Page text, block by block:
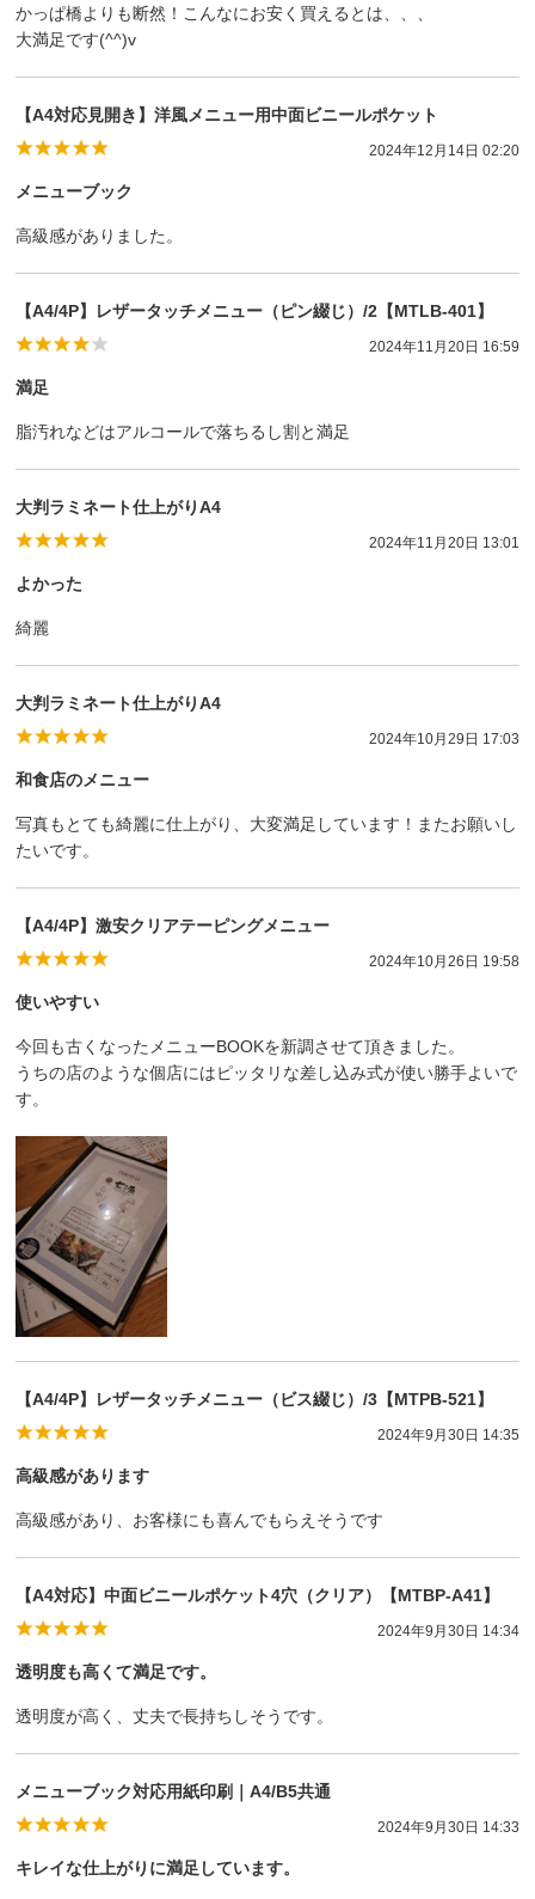
かっぱ橋よりも断然！こんなにお安く買えるとは、、、
大満足です(^^)v
【A4対応見開き】洋風メニュー用中面ビニールポケット
2024年12月14日 02:20
メニューブック
高級感がありました。
【A4/4P】レザータッチメニュー（ピン綴じ）/2【MTLB-401】
2024年11月20日 16:59
満足
脂汚れなどはアルコールで落ちるし割と満足
大判ラミネート仕上がりA4
2024年11月20日 13:01
よかった
綺麗
大判ラミネート仕上がりA4
2024年10月29日 17:03
和食店のメニュー
写真もとても綺麗に仕上がり、大変満足しています！またお願いし
たいです。
【A4/4P】激安クリアテーピングメニュー
2024年10月26日 19:58
使いやすい
今回も古くなったメニューBOOKを新調させて頂きました。
うちの店のような個店にはピッタリな差し込み式が使い勝手よいで
す。
【A4/4P】レザータッチメニュー（ビス綴じ）/3【MTPB-521】
2024年9月30日 14:35
高級感があります
高級感があり、お客様にも喜んでもらえそうです
【A4対応】中面ビニールポケット4穴（クリア）【MTBP-A41】
2024年9月30日 14:34
透明度も高くて満足です。
透明度が高く、丈夫で長持ちしそうです。
メニューブック対応用紙印刷｜A4/B5共通
2024年9月30日 14:33
キレイな仕上がりに満足しています。